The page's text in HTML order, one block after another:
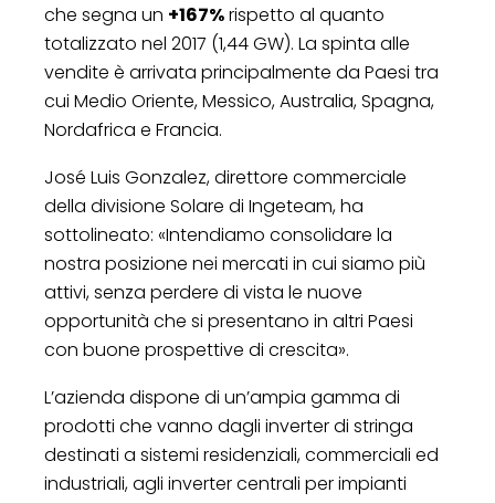
che segna un +167%rispetto al quanto
totalizzato nel 2017 (1,44 GW). La spinta alle
vendite è arrivata principalmente da Paesi tra
cui Medio Oriente, Messico, Australia, Spagna,
Nordafrica e Francia.
José Luis Gonzalez, direttore commerciale
della divisione Solare di Ingeteam, ha
sottolineato: «Intendiamo consolidare la
nostra posizione nei mercati in cui siamo più
attivi, senza perdere di vista le nuove
opportunità che si presentano in altri Paesi
con buone prospettive di crescita».
L’azienda dispone di un’ampia gamma di
prodotti che vanno dagli inverter di stringa
destinati a sistemi residenziali, commerciali ed
industriali, agli inverter centrali per impianti